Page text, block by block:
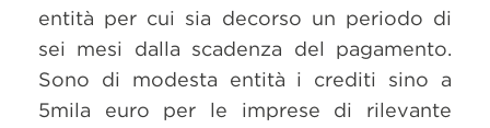
entità per cui sia decorso un periodo di
sei mesi dalla scadenza del pagamento.
Sono di modesta entità i crediti sino a
5mila euro per le imprese di rilevante